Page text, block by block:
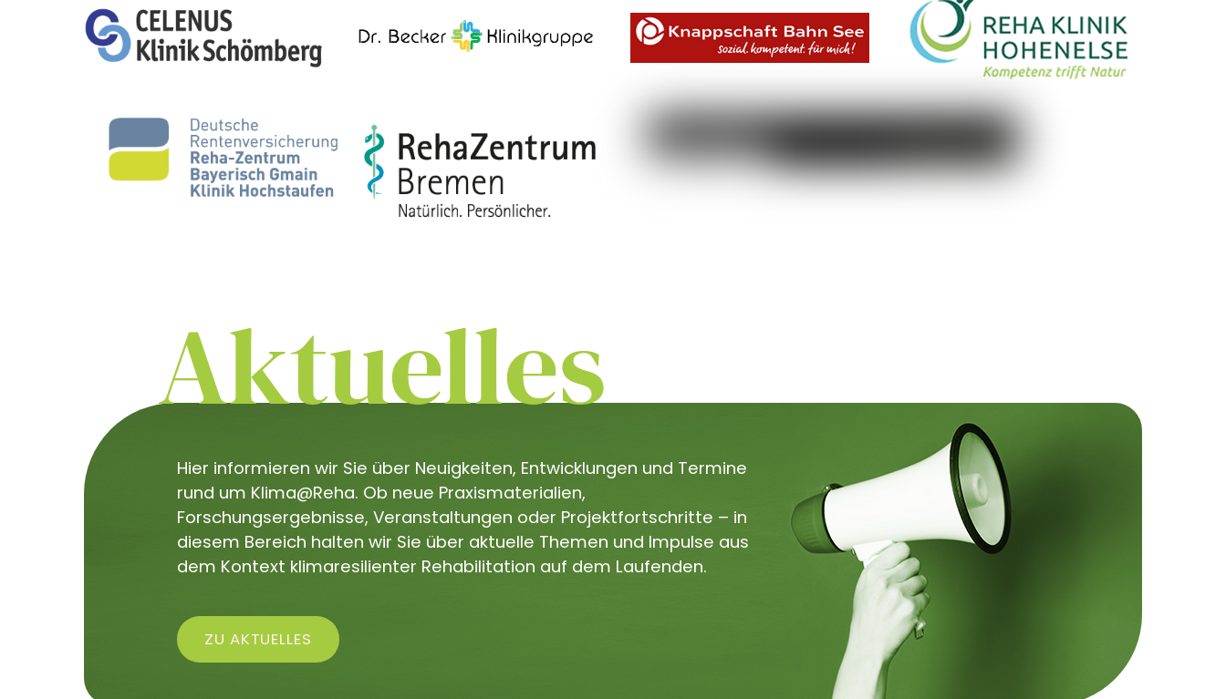
Aktuelles
Hier informieren wir Sie über Neuigkeiten, Entwicklungen und Termine
rund um Klima@Reha. Ob neue Praxismaterialien,
Forschungsergebnisse, Veranstaltungen oder Projektfortschritte – in
diesem Bereich halten wir Sie über aktuelle Themen und Impulse aus
dem Kontext klimaresilienter Rehabilitation auf dem Laufenden.
ZU AKTUELLES